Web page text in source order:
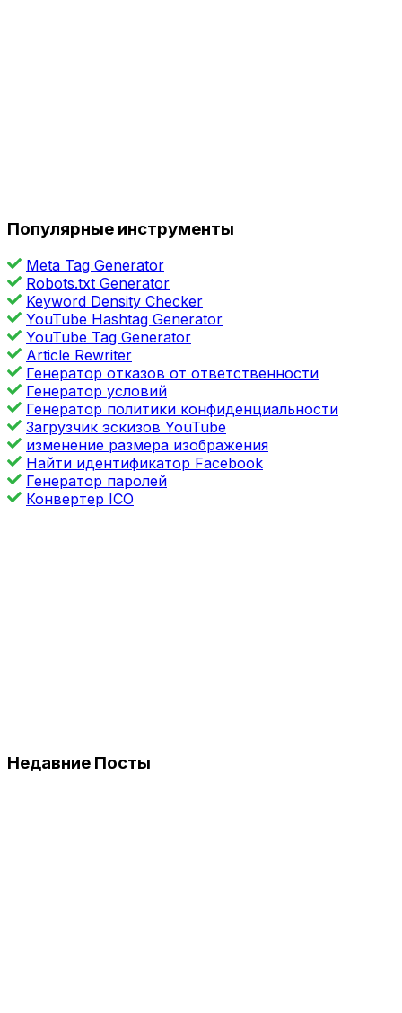
Популярные инструменты
Meta Tag Generator
Robots.txt Generator
Keyword Density Checker
YouTube Hashtag Generator
YouTube Tag Generator
Article Rewriter
Генератор отказов от ответственности
Генератор условий
Генератор политики конфиденциальности
Загрузчик эскизов YouTube
изменение размера изображения
Найти идентификатор Facebook
Генератор паролей
Конвертер ICO
Недавние Посты